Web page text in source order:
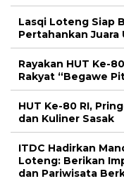
Lasqi Loteng Siap
Pertahankan Juara
Rayakan HUT Ke-
Rakyat “Begawe
HUT Ke-80 RI,
dan Kuliner Sasak
ITDC Hadirkan
Loteng: Berikan
dan Pariwisata